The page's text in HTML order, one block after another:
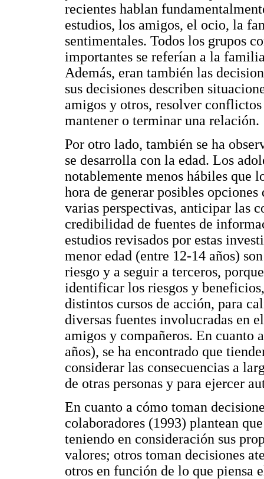
recientes hablan
estudios, los amigos, el ocio, la
sentimentales. Todos los grupos
importantes se referían a la
Además, eran también las
sus decisiones describen
amigos y otros, resolver
mantener o terminar una relación.
Por otro lado, también se ha
se desarrolla con la edad. Los
notablemente menos hábiles que
hora de generar posibles
varias perspectivas, anticipar las
credibilidad de fuentes de
estudios revisados por estas
menor edad (entre 12-14 años)
riesgo y a seguir a terceros,
identificar los riesgos y
distintos cursos de acción, para
diversas fuentes involucradas en
amigos y compañeros. En cuanto
años), se ha encontrado que
considerar las consecuencias a
de otras personas y para ejercer
En cuanto a cómo toman
colaboradores (1993) plantean
teniendo en consideración sus
valores; otros toman decisiones
otros en función de lo que piensa